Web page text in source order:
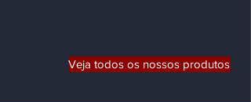
Veja todos os nossos produtos